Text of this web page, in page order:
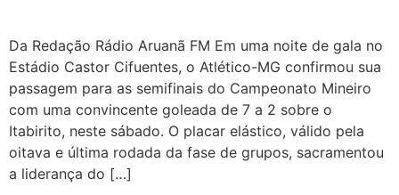
Da Redação Rádio Aruanã FM Em uma noite de gala no
Estádio Castor Cifuentes, o Atlético-MG confirmou sua
passagem para as semifinais do Campeonato Mineiro
com uma convincente goleada de 7 a 2 sobre o
Itabirito, neste sábado. O placar elástico, válido pela
oitava e última rodada da fase de grupos, sacramentou
a liderança do […]